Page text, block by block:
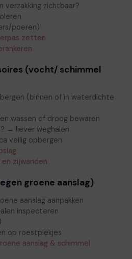
verzakking zichtbaar?
poeren)
zetten
(vocht/ schimmel
(binnen of in waterdichte
wassen of droog bewaren
→ liever weghalen
veilig opbergen
zijwanden
groene aanslag)
aanslag aanpakken
inspecteren
op roestplekjes
aanslag & schimmel